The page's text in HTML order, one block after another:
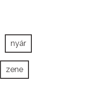
nyár
zene